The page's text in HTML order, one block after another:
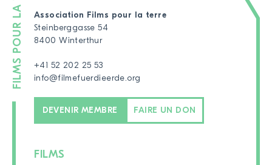
Association Films pour la terre
Steinberggasse 54
8400 Winterthur
+41 52 202 25 53
info@filmefuerdieerde.org
DEVENIR MEMBRE FAIRE UN DON
FILMS